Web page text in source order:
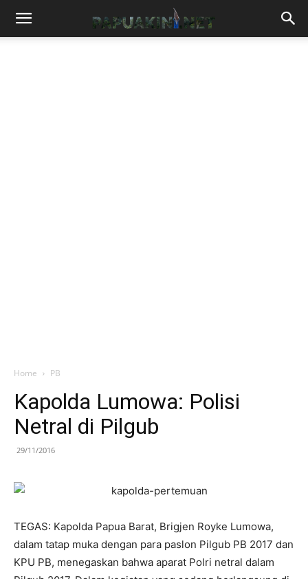
Home PB
Kapolda Lumowa: Polisi
Netral di Pilgub
29/11/2016
TEGAS: Kapolda Papua Barat, Brigjen Royke Lumowa,
dalam tatap muka dengan para paslon Pilgub PB 2017 dan
KPU PB, menegaskan bahwa aparat Polri netral dalam